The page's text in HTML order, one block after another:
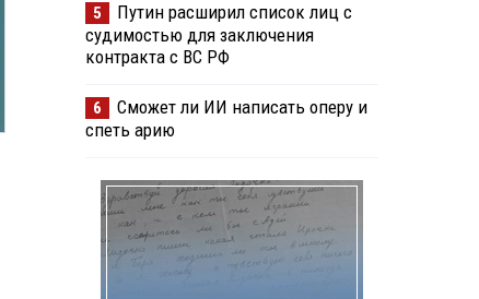
5
Путин расширил список лиц с
судимостью для заключения
контракта с ВС РФ
6
Сможет ли ИИ написать оперу и
спеть арию